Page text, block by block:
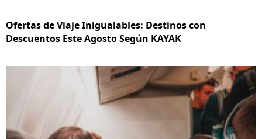
Ofertas de Viaje Inigualables: Destinos con
Descuentos Este Agosto Según KAYAK